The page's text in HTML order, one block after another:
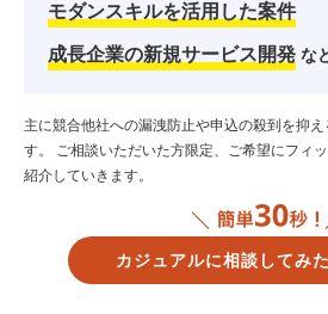
モダンスキルを活用した案件
成長企業の新規サービス開発 な
主に競合他社への漏洩防止や申込の殺到を抑
す。 ご相談いただいた方限定、ご希望にフィ
紹介していきます。
カジュアルに相談してみ